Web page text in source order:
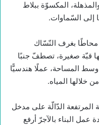
المكسوّة ببلاط
إلى السّماوات.
محاطًا بغرف النّسّاك
قبّة صغيرة، تصطفّ جنبًا
المساحة، عملًا هندسيًّا
خلالها المياه.
المرتفعة الدّالّة على مدخل
البناء بالآجرّ أرفع